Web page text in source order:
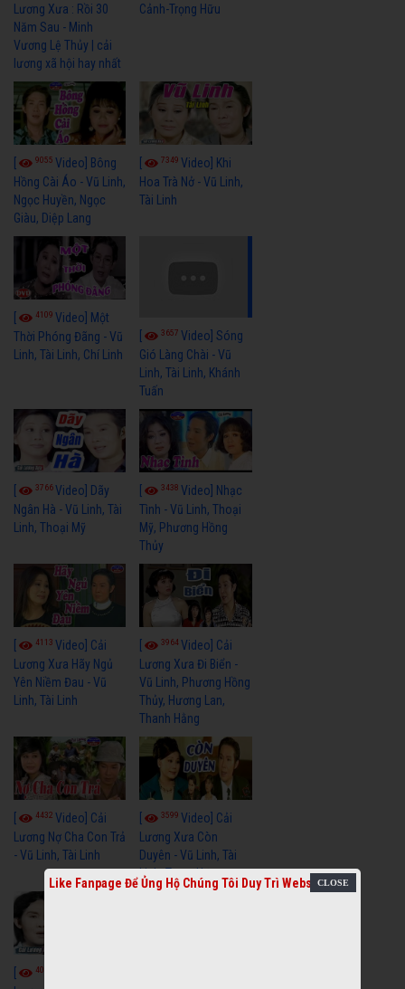
Lương Xưa : Rồi 30
Năm Sau - Minh
Vương Lệ Thủy | cải
lương xã hội hay nhất
Cảnh-Trọng Hữu
9055 Video] Bông
Hồng Cài Áo - Vũ Linh,
Ngọc Huyền, Ngọc
Giàu, Diệp Lang
7349Video] Khi
Hoa Trà Nở - Vũ Linh,
Tài Linh
4109 Video] Một
Thời Phóng Đãng - Vũ
Linh, Tài Linh, Chí Linh
3657Video] Sóng
Gió Làng Chài - Vũ
Linh, Tài Linh, Khánh
Tuấn
3766Video] Dãy
Ngân Hà - Vũ Linh, Tài
Linh, Thoại Mỹ
3438Video] Nhạc
Tình - Vũ Linh, Thoại
Mỹ, Phương Hồng
Thủy
4113 Video] Cải
Lương Xưa Hãy Ngủ
Yên Niềm Đau - Vũ
Linh, Tài Linh
3964Video] Cải
Lương Xưa Đi Biển -
Vũ Linh, Phương Hồng
Thủy, Hương Lan,
Thanh Hằng
4432 Video] Cải
Lương Nợ Cha Con Trả
- Vũ Linh, Tài Linh
3599Video] Cải
Lương Xưa Còn
Duyên - Vũ Linh, Tài
Linh, Trọng Hữu
[ 4015
Like Fanpage Để Ủng Hộ Chúng Tôi Duy Trì Website